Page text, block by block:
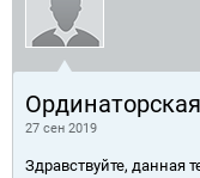
27 сен 2019
Здравствуйте, данная